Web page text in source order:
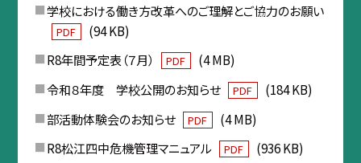
学校における働き方改革へのご理解とご協力のお願い
PDF
(94 KB)
R8年間予定表（７月）
PDF
(4 MB)
令和８年度 学校公開のお知らせ
PDF
(184 KB)
部活動体験会のお知らせ
PDF
(4 MB)
R8松江四中危機管理マニュアル
PDF (936 KB)